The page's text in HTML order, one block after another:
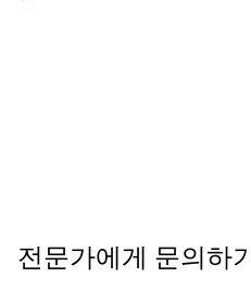
전문가에게 문의하기